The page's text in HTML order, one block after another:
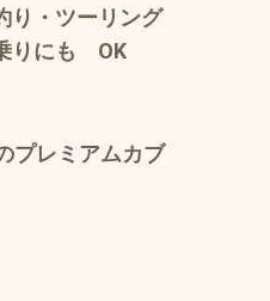
り・ツーリング
りにも OK
プレミアムカブ